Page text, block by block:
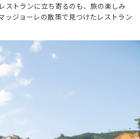
ストランに立ち寄るのも、旅の楽しみ
ッジョーレの散策で見つけたレストラン